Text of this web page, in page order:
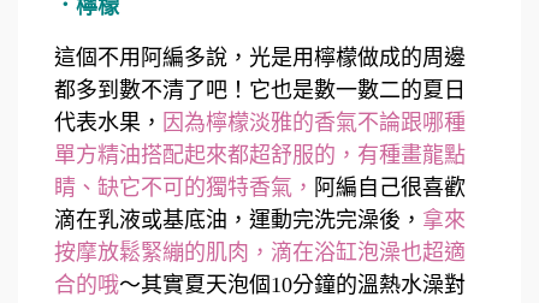
．檸檬
這個不用阿編多說，光是用檸檬做成的周邊
都多到數不清了吧！它也是數一數二的夏日
代表水果， 因為檸檬淡雅的香氣不論跟哪種
單方精油搭配起來都超舒服的，有種畫龍點
睛、缺它不可的獨特香氣， 阿編自己很喜歡
滴在乳液或基底油，運動完洗完澡後， 拿來
按摩放鬆緊繃的肌肉，滴在浴缸泡澡也超適
合的哦～其實夏天泡個10分鐘的溫熱水澡對